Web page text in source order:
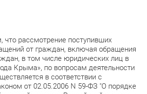
что рассмотрение поступивших
от граждан, включая обращения
в том числе юридических лиц в
Крыма», по вопросам деятельности
в соответствии с
от 02.05.2006 N 59-ФЗ "О порядке